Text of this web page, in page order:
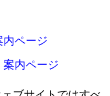
ページ
内ページ